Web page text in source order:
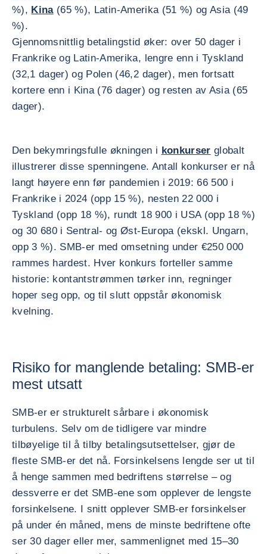
%), Kina(65 %), Latin-Amerika (51 %) og Asia (49
%).
Gjennomsnittlig betalingstid øker: over 50 dager i
Frankrike og Latin-Amerika, lengre enn i Tyskland
(32,1 dager) og Polen (46,2 dager), men fortsatt
kortere enn i Kina (76 dager) og resten av Asia (65
dager).
Den bekymringsfulle økningen i konkurser globalt
illustrerer disse spenningene. Antall konkurser er nå
langt høyere enn før pandemien i 2019: 66 500 i
Frankrike i 2024 (opp 15 %), nesten 22 000 i
Tyskland (opp 18 %), rundt 18 900 i USA (opp 18 %)
og 30 680 i Sentral- og Øst-Europa (ekskl. Ungarn,
opp 3 %). SMB-er med omsetning under €250 000
rammes hardest. Hver konkurs forteller samme
historie: kontantstrømmen tørker inn, regninger
hoper seg opp, og til slutt oppstår økonomisk
kvelning.
Risiko for manglende betaling: SMB-er
mest utsatt
SMB-er er strukturelt sårbare i økonomisk
turbulens. Selv om de tidligere var mindre
tilbøyelige til å tilby betalingsutsettelser, gjør de
fleste SMB-er det nå. Forsinkelsens lengde ser ut til
å henge sammen med bedriftens størrelse – og
dessverre er det SMB-ene som opplever de lengste
forsinkelsene. I snitt opplever SMB-er forsinkelser
på under én måned, mens de minste bedriftene ofte
ser 30 dager eller mer, sammenlignet med 15–30